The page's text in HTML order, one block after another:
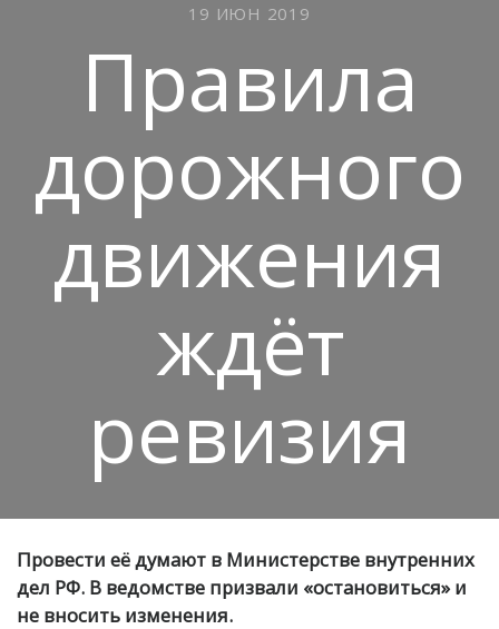
19 ИЮН 2019
Правила
дорожного
движения
ждёт
ревизия
Провести её думают в Министерстве внутренних
дел РФ. В ведомстве призвали «остановиться» и
не вносить изменения.